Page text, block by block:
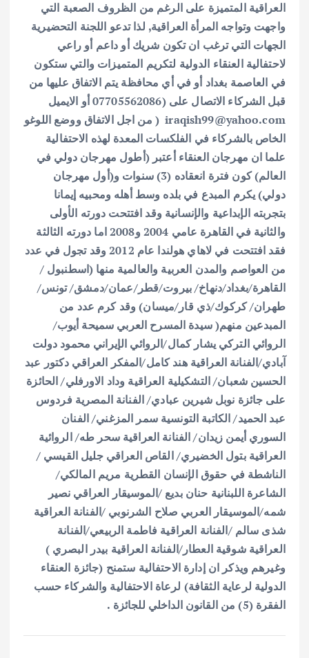
العراقية المتميزة على الرغم من الظروف الصعبة التي
واجهت وتواجه المرأة العراقية, لذا تدعو اللجنة التحضيرية
الجهات التي ترغب ان تكون شريك أو داعم أو راعي
لاحتفالية العنقاء الدولية لتكريم المتميزات والتي ستكون
في العاصمة بغداد أو في أي محافظة يتم الاتفاق عليها من
قبل الشركاء الاتصال على (07705562086 أو الايميل
iraqish99@yahoo.com ( من اجل الاتفاق ووضع اللوغو
الخاص بالشركاء في الفلكسات المعدة لهذه الاحتفالية
علما ان مهرجان العنقاء أعتبر (أطول مهرجان دولي في
العالم) كون فترة انعقاده (3) سنوات و(أول مهرجان
دولي) يكرم المبدع في بلده وسط أهله ومحبيه إيمانا
بتجربته الإبداعية والإنسانية وقد افتتحت دورته الأولى
والثانية في القاهرة عامي 2004 و2008 اما دورته الثالثة
فقد افتتحت في لاهاي هولندا عام 2012 وقد تجول في عدد
من العواصم والمدن العربية والعالمية منها (اسطنبول /
القاهرة/بغداد/دنهاخ/ بيروت/قطر/عمان/دمشق/ تونس/
طهران/ كركوك/ذي قار/ميسان) وقد كرم عدد من
المبدعين منهم( سيدة المسرح العربي سميحة أيوب/
الروائي التركي يشار كمال/الروائي الإيراني محمود دولت
آبادي/الفنانة العراقية هند كامل/المفكر العراقي دكتور عبد
الحسين شعبان/ التشكيلية العراقية وداد الاورفلي/ الحائزة
على جائزة نوبل شيرين عبادي/ الفنانة المصرية فردوس
عبد الحميد/ الكاتبة التونسية سمر المزغني/ الفنان
السوري أيمن زيدان/ الفنانة العراقية سحر طه/ الروائية
العراقية بتول الخضيري/ القاص العراقي جليل القيسي /
الناشطة في حقوق الإنسان القطرية مريم المالكي/
الشاعرة اللبنانية حنان بديع /الموسيقار العراقي نصير
شمه/الموسيقار العربي صلاح الشرنوبي /الفنانة العراقية
شذى سالم /الفنانة العراقية فاطمة الربيعي/الفنانة
العراقية شوقية العطار/الفنانة العراقية بيدر البصري )
وغيرهم ويذكر ان إدارة الاحتفالية ستمنح (جائزة العنقاء
الدولية لرعاية الثقافة) لرعاة الاحتفالية والشركاء حسب
الفقرة (5) من القانون الداخلي للجائزة .